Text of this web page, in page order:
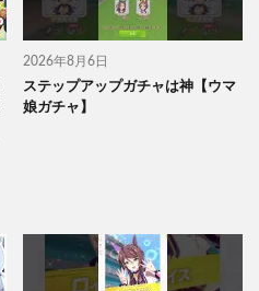
2026年8月6日
ステップアップガチャは神【ウマ
娘ガチャ】